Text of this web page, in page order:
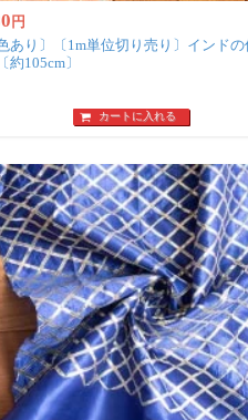
円
色あり〕〔1m単位切り売り〕インド
約105cm〕
カートに入れる